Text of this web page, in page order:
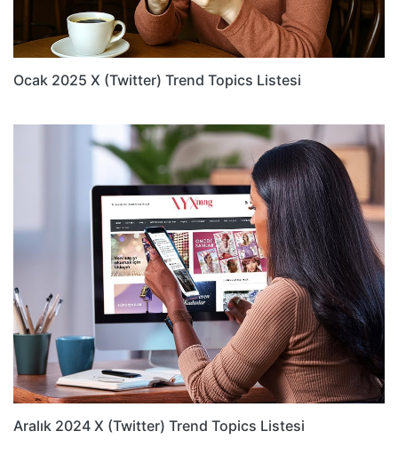
Ocak 2025 X (Twitter) Trend Topics Listesi
Aralık 2024 X (Twitter) Trend Topics Listesi